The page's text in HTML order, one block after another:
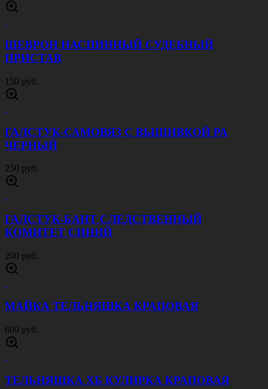
ШЕВРОН НАСПИННЫЙ СУДЕБНЫЙ
ПРИСТАВ
150 руб.
ГАЛСТУК-САМОВЯЗ С ВЫШИВКОЙ РА
ЧЕРНЫЙ
250 руб.
ГАЛСТУК-БАНТ СЛЕДСТВЕННЫЙ
КОМИТЕТ СИНИЙ
200 руб.
МАЙКА ТЕЛЬНЯШКА КРАПОВАЯ
600 руб.
ТЕЛЬНЯШКА ХБ КУЛИРКА КРАПОВАЯ